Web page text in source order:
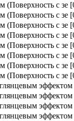
(Поверхность с зе
(Поверхность с зе
(Поверхность с зе
(Поверхность с зе
(Поверхность с зе
(Поверхность с зе
(Поверхность с зе
(Поверхность с зе
эффектом
эффектом
эффектом
эффектом